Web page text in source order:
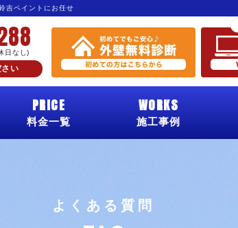
吉ペイントにお任せ
日なし)
い
PRICE
料金一覧
WORKS
施工事例
よくある質問